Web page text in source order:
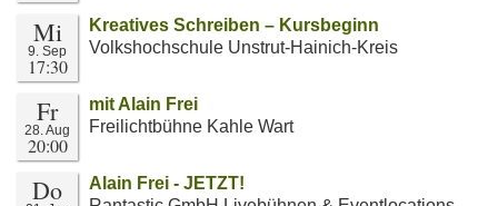
Mi
9. Sep
17:30
Kreatives Schreiben – Kursbeginn
Volkshochschule Unstrut-Hainich-Kreis
Fr
28. Aug
20:00
mit Alain Frei
Freilichtbühne Kahle Wart
Do
Alain Frei - JETZT!